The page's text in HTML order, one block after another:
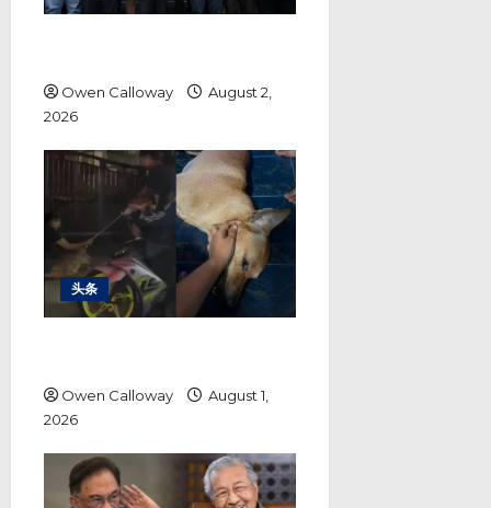
Owen Calloway
August 2,
2026
头条
Owen Calloway
August 1,
2026